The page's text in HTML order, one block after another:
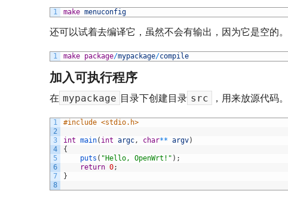
1 make menuconfig
还可以试着去编译它，虽然不会有输出，因为它是空的。
1 make package/mypackage/compile
加入可执行程序
在 mypackage 目录下创建目录 src ，用来放源代码
1
2
3
4
5
6
7
8
#include <stdio.h>
int main( int argc , char** argv)
{
puts ( "Hello, OpenWrt!" ) ;
return 0;
}